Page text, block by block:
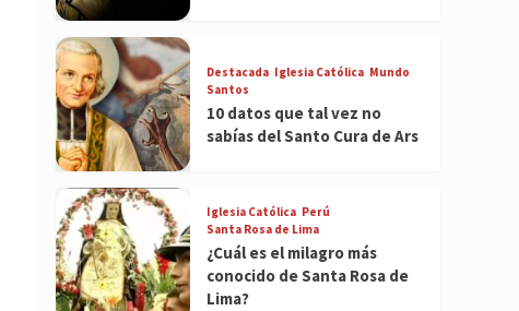
Destacada Iglesia Católica Mundo
Santos
10 datos que tal vez no
sabías del Santo Cura de Ars
Iglesia Católica Perú
Santa Rosa de Lima
¿Cuál es el milagro más
conocido de Santa Rosa de
Lima?